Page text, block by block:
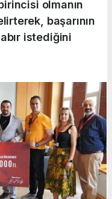
olmanın
başarının
istediğini